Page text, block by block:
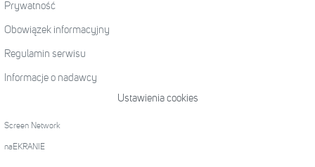
Prywatność
Obowiązek informacyjny
Regulamin serwisu
Informacje o nadawcy
Ustawienia cookies
Screen Network
naEKRANIE